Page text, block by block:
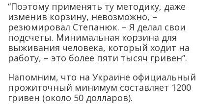
“Поэтому применять ту методику, даже
изменив корзину, невозможно, –
резюмировал Степанюк. – Я делал свои
подсчеты. Минимальная корзина для
выживания человека, который ходит на
работу, – это более пяти тысяч гривен”.
Напомним, что на Украине официальный
прожиточный минимум составляет 1200
гривен (около 50 долларов).